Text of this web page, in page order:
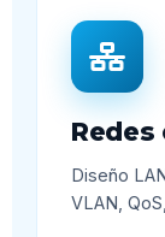
Diseño
VLAN,